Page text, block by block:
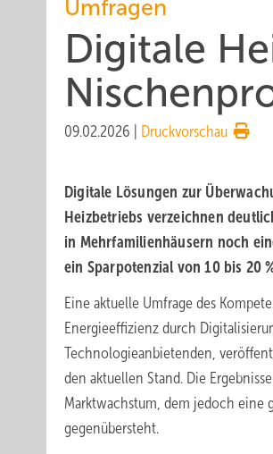
Umfragen
Digitale
09.02.2026 Druckvorschau
Digitale Lösungen zur
Heizbetriebs verzeichnen
in Mehrfamilienhäusern noch
ein Sparpotenzial von 10 bis 20
Eine aktuelle Umfrage des
Energieeffizienz durch
Technologieanbietenden,
den aktuellen Stand. Die
Marktwachstum, dem jedoch eine
gegenübersteht.